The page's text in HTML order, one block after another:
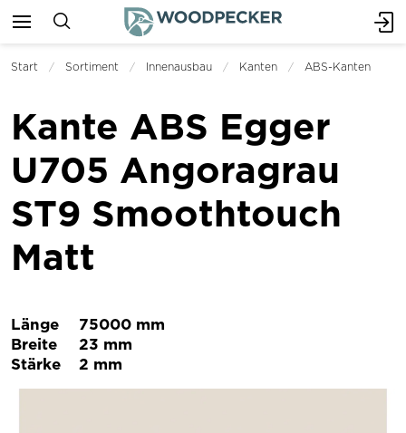
Start Sortiment Innenausbau Kanten ABS-Kanten
Kante ABS Egger
U705 Angoragrau
ST9 Smoothtouch
Matt
Länge
75000 mm
Breite
23 mm
Stärke
2 mm